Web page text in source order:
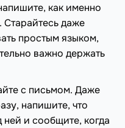
как именно
Старайтесь даже
простым языком,
важно держать
с письмом. Даже
напишите, что
и сообщите, когда